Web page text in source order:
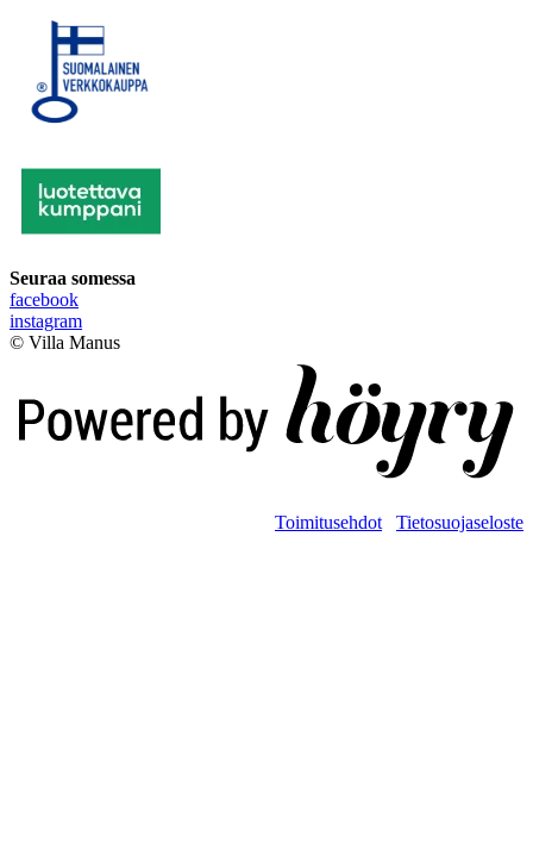
Seuraa somessa
facebook
instagram
© Villa Manus
Toimitusehdot Tietosuojaseloste